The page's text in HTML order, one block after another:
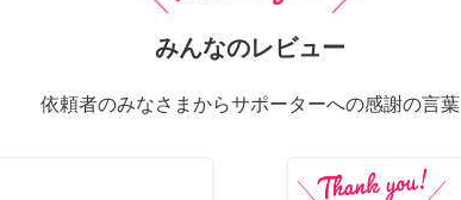
みんなのレビュー
依頼者のみなさまからサポーターへの感謝の言葉